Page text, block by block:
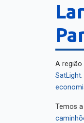
A
SatLight
Temos